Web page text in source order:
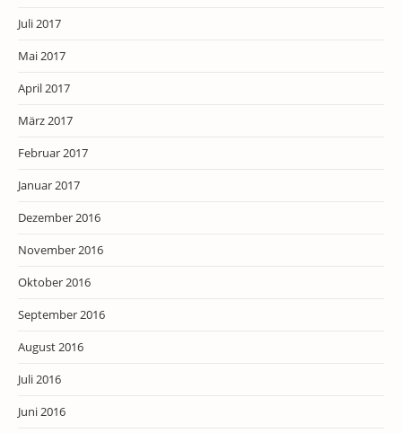
Juli 2017
Mai 2017
April 2017
März 2017
Februar 2017
Januar 2017
Dezember 2016
November 2016
Oktober 2016
September 2016
August 2016
Juli 2016
Juni 2016